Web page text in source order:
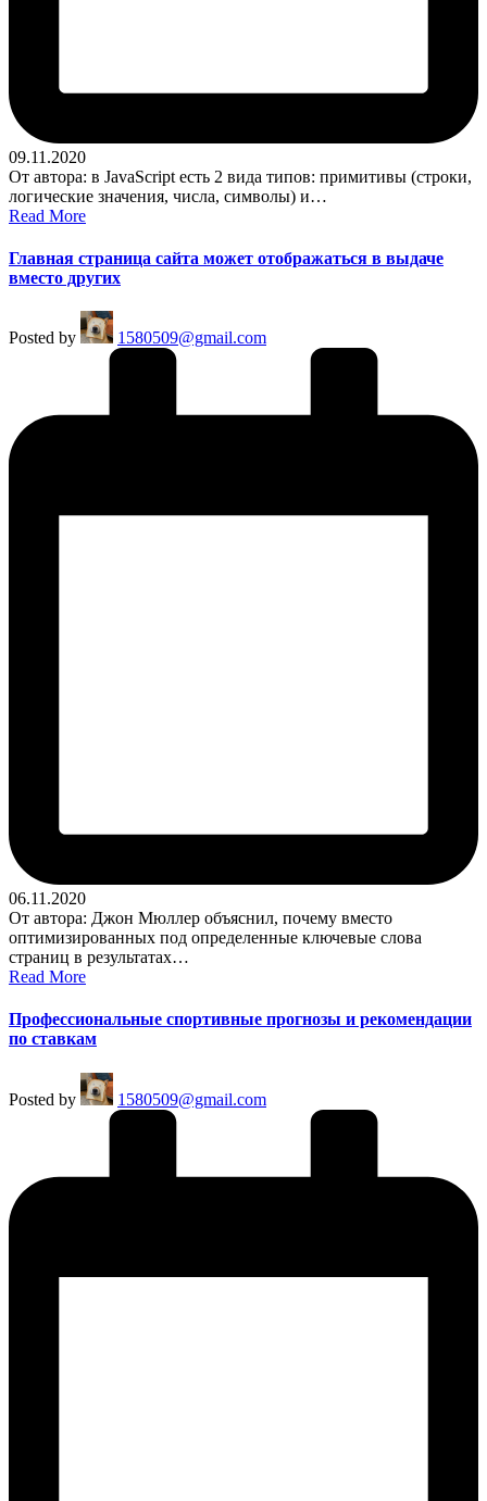
09.11.2020
От автора: в JavaScript есть 2 вида типов: примитивы (строки,
логические значения, числа, символы) и…
Read More
Главная страница сайта может отображаться в выдаче
вместо других
Posted by 1580509@gmail.com
06.11.2020
От автора: Джон Мюллер объяснил, почему вместо
оптимизированных под определенные ключевые слова
страниц в результатах…
Read More
Профессиональные спортивные прогнозы и рекомендации
по ставкам
Posted by 1580509@gmail.com